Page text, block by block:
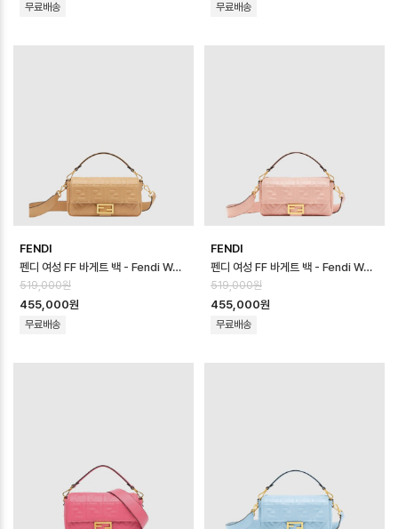
무료배송 무료배송
FENDI
펜디 여성 FF 바게트 백 - Fendi Womens FF Baguette Bag - fe…
519,000원
455,000원
무료배송
FENDI
펜디 여성 FF 바게트 백 - Fendi Womens FF Baguette Bag - fe…
519,000원
455,000원
무료배송